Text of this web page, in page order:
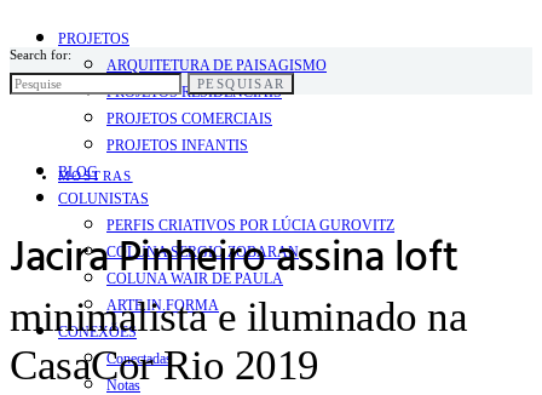
PROJETOS
ARQUITETURA DE PAISAGISMO
PROJETOS RESIDENCIAIS
PROJETOS COMERCIAIS
PROJETOS INFANTIS
BLOG
COLUNISTAS
PERFIS CRIATIVOS POR LÚCIA GUROVITZ
COLUNA SERGIO ZOBARAN
COLUNA WAIR DE PAULA
ARTE.IN.FORMA
CONEXÕES
Conectadas
Notas
Search for:
PESQUISAR
MOSTRAS
Jacira Pinheiro assina loft
minimalista e iluminado na
CasaCor Rio 2019